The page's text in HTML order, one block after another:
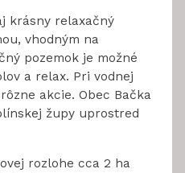
krásny relaxačný
vhodným na
pozemok je možné
a relax. Pri vodnej
akcie. Obec Bačka
župy uprostred
rozlohe cca 2 ha